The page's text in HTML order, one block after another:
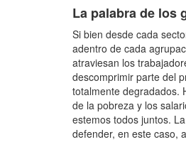
La palabra de los
Si bien desde cada
adentro de cada
atraviesan los
descomprimir parte del
totalmente degradados.
de la pobreza y los
estemos todos juntos.
defender, en este caso,